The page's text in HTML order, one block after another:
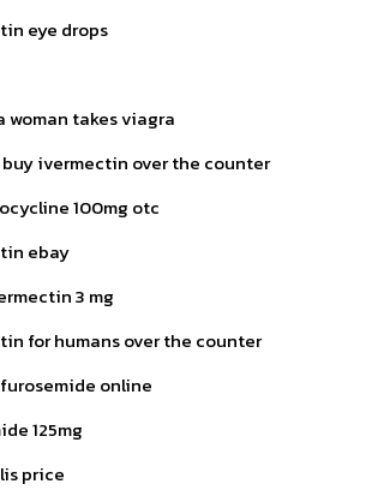
eye drops
woman takes viagra
ivermectin over the counter
100mg otc
ebay
3 mg
for humans over the counter
furosemide online
125mg
price